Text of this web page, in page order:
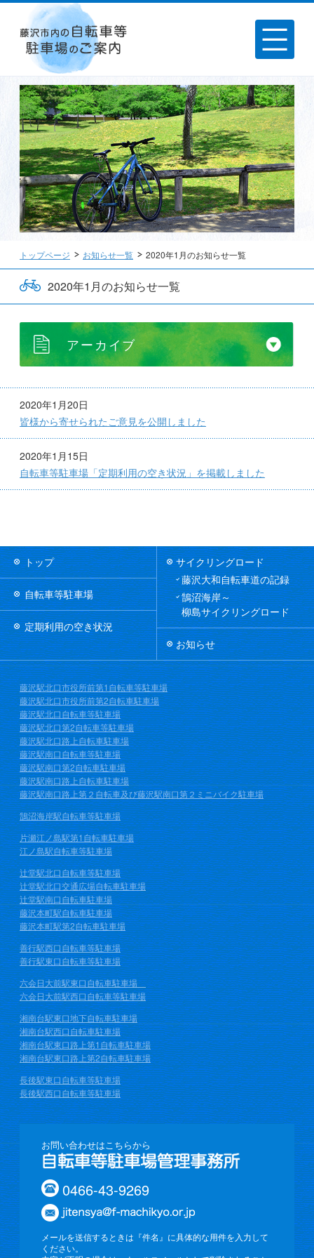
トップページ お知らせ一覧 2020年1月のお知らせ一覧
2020年1月のお知らせ一覧
アーカイブ
2020年1月20日
皆様から寄せられたご意見を公開しました
2020年1月15日
自転車等駐車場「定期利用の空き状況」を掲載しました
トップ
自転車等駐車場
定期利用の空き状況
サイクリングロード
藤沢大和自転車道の記録
鵠沼海岸～
柳島サイクリングロード
お知らせ
藤沢駅北口市役所前第1自転車等駐車場
藤沢駅北口市役所前第2自転車駐車場
藤沢駅北口自転車等駐車場
藤沢駅北口第2自転車等駐車場
藤沢駅北口路上自転車駐車場
藤沢駅南口自転車等駐車場
藤沢駅南口第2自転車駐車場
藤沢駅南口路上自転車駐車場
藤沢駅南口路上第２自転車及び藤沢駅南口第２ミニバイク駐車場
鵠沼海岸駅自転車等駐車場
片瀬江ノ島駅第1自転車駐車場
江ノ島駅自転車等駐車場
辻堂駅北口自転車等駐車場
辻堂駅北口交通広場自転車駐車場
辻堂駅南口自転車駐車場
藤沢本町駅自転車駐車場
藤沢本町駅第2自転車駐車場
善行駅西口自転車等駐車場
善行駅東口自転車等駐車場
六会日大前駅東口自転車駐車場
六会日大前駅西口自転車等駐車場
湘南台駅東口地下自転車駐車場
湘南台駅西口自転車駐車場
湘南台駅東口路上第1自転車駐車場
湘南台駅東口路上第2自転車駐車場
長後駅東口自転車等駐車場
長後駅西口自転車等駐車場
お問い合わせはこちらから
0466-43-9269
メールを送信するときは『件名』に具体的な用件を入力して
ください。